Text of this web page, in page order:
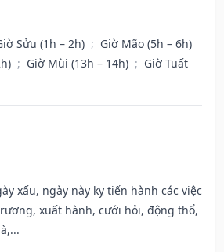
Sửu (1h – 2h) ; Giờ Mão (5h – 6h)
; Giờ Mùi (13h – 14h) ; Giờ Tuất
xấu, ngày này kỵ tiến hành các việc
xuất hành, cưới hỏi, động thổ,